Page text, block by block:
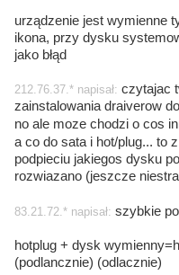
urządzenie jest wymienne
ikona, przy dysku
jako błąd
212.76.37.* napisał: czytajac
zainstalowania draiverow
no ale moze chodzi o cos
a co do sata i hot/plug... to
podpieciu jakiegos dysku
rozwiazano (jeszcze
83.21.72.* napisał: szybkie
hotplug + dysk
(podlancznie) (odlacznie)